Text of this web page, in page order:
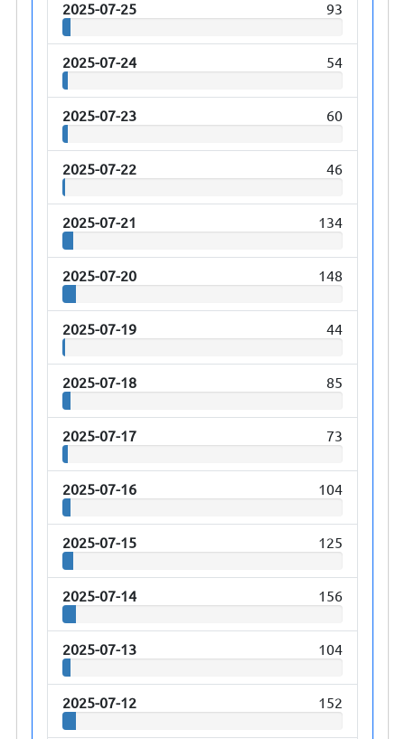
2025-07-25 93
2025-07-24 54
2025-07-23 60
2025-07-22 46
2025-07-21 134
2025-07-20 148
2025-07-19 44
2025-07-18 85
2025-07-17 73
2025-07-16 104
2025-07-15 125
2025-07-14 156
2025-07-13 104
2025-07-12 152